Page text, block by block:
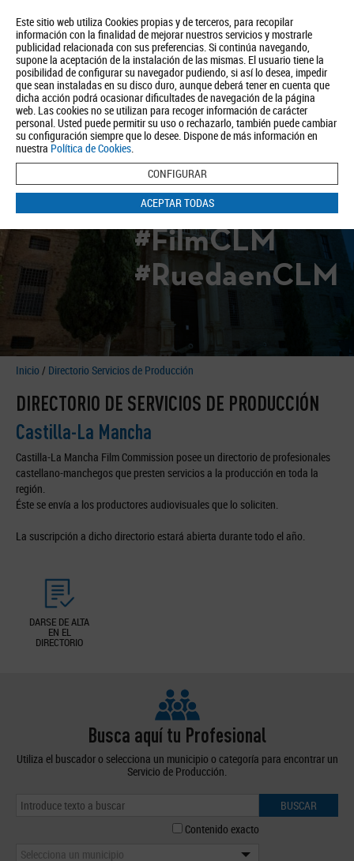
Este sitio web utiliza Cookies propias y de terceros, para recopilar
información con la finalidad de mejorar nuestros servicios y mostrarle
publicidad relacionada con sus preferencias. Si continúa navegando,
supone la aceptación de la instalación de las mismas. El usuario tiene la
posibilidad de configurar su navegador pudiendo, si así lo desea, impedir
que sean instaladas en su disco duro, aunque deberá tener en cuenta que
dicha acción podrá ocasionar dificultades de navegación de la página
web. Las cookies no se utilizan para recoger información de carácter
personal. Usted puede permitir su uso o rechazarlo, también puede cambiar
su configuración siempre que lo desee. Dispone de más información en
nuestra Política de Cookies.
CONFIGURAR
ACEPTAR TODAS
Quiénes somos Turismo Política de Privacidad Aviso Legal
Política de Cookies
BUSCAR
#FilmCLM
#RuedaenCLM
Inicio / Directorio Servicios de Producción
DIRECTORIO DE SERVICIOS DE PRODUCCIÓN
Castilla-La Mancha
Castilla-La Mancha Film Commission posee un directorio de profesionales
castellano-manchegos que presten servicios a la producción en toda la
región.
Éste se envía a los productores audiovisuales que lo soliciten.
La suscripción a dicho directorio estará abierta durante todo el año.
DARSE DE ALTA
EN EL
DIRECTORIO
Busca aquí tu Profesional
Utiliza el buscador o selecciona un municipio o categoría para encontrar un
Servicio de Producción.
BUSCAR
Contenido exacto
Selecciona un municipio